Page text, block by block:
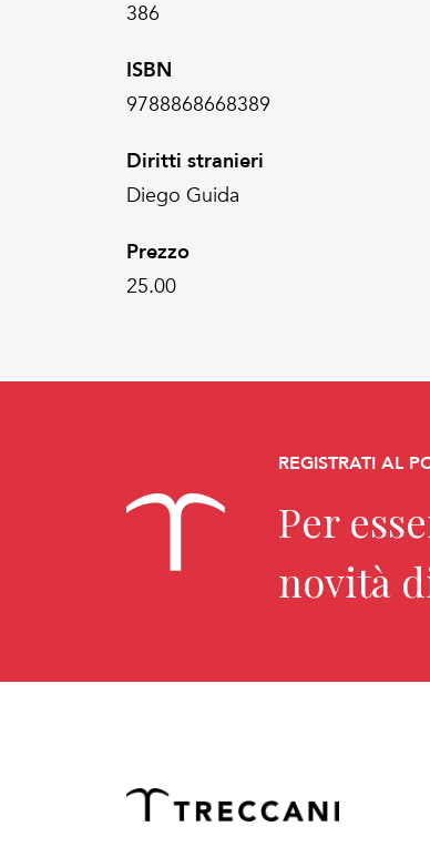
386
ISBN
9788868668389
Diritti stranieri
Diego Guida
Prezzo
25.00
REGISTRATI AL
Per
novità